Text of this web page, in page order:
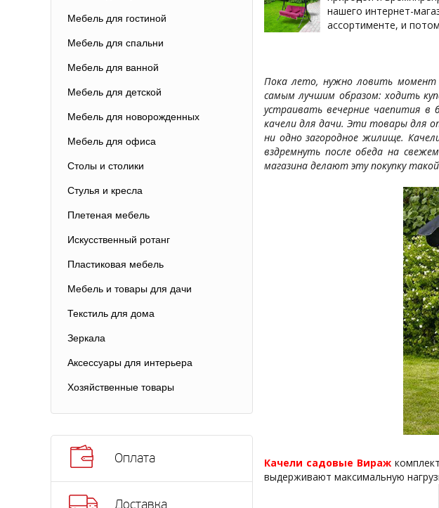
Мебель для гостиной
Мебель для спальни
Мебель для ванной
Мебель для детской
Мебель для новорожденных
Мебель для офиса
Столы и столики
Стулья и кресла
Плетеная мебель
Искусственный ротанг
Пластиковая мебель
Мебель и товары для дачи
Текстиль для дома
Зеркала
Аксессуары для интерьера
Хозяйственные товары
Оплата
Доставка
нашего интернет-
ассортименте, и
Пока лето, нужно ловить момент
самым лучшим образом: ходить
устраивать вечерние чаепития в
качели для дачи. Эти товары для
ни одно загородное жилище.
вздремнуть после обеда на
магазина делают эту покупку
Качели садовые Вираж
выдерживают максимальную